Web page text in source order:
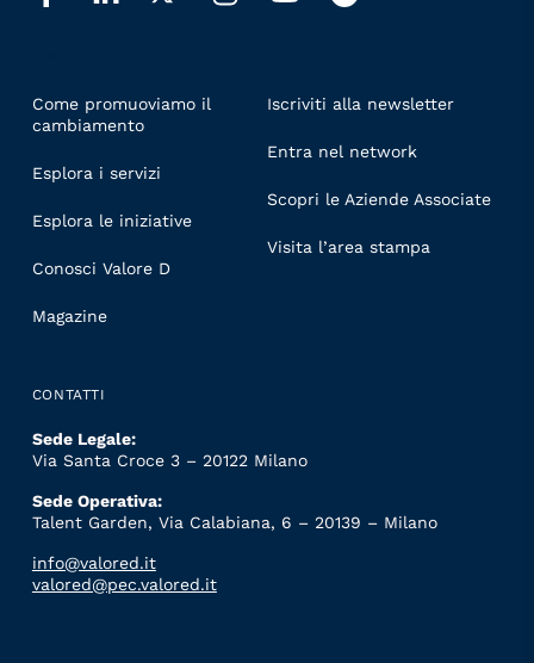
Come promuoviamo il
cambiamento
Esplora i servizi
Esplora le iniziative
Conosci Valore D
Magazine
Iscriviti alla newsletter
Entra nel network
Scopri le Aziende Associate
Visita l’area stampa
CONTATTI
Sede Legale:
Via Santa Croce 3 – 20122 Milano
Sede Operativa:
Talent Garden, Via Calabiana, 6 – 20139 – Milano
info@valored.it
valored@pec.valored.it